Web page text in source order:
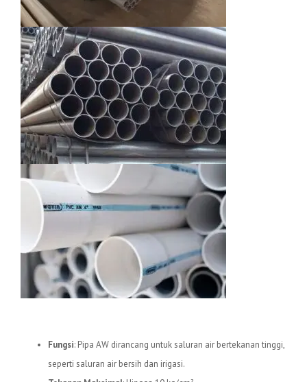
Fungsi: Pipa AW dirancang untuk saluran air bertekanan tinggi,
seperti saluran air bersih dan irigasi.